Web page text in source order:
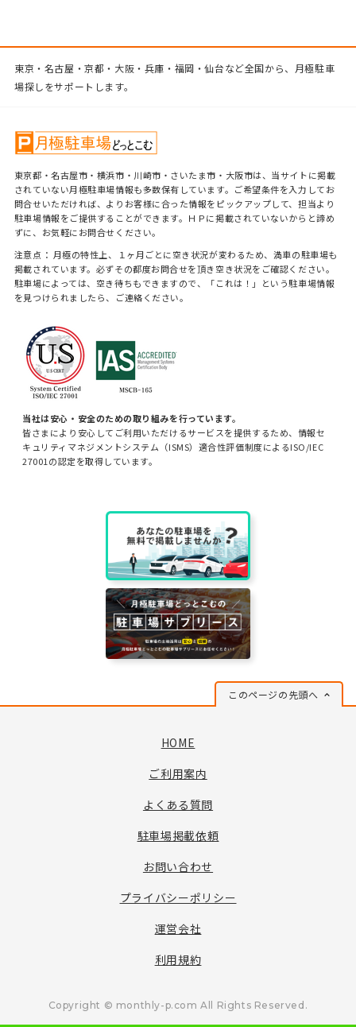
東京・名古屋・京都・大阪・兵庫・福岡・仙台など全国から、月極駐車
場探しをサポートします。
東京都・名古屋市・横浜市・川崎市・さいたま市・大阪市は、当サイトに掲載
されていない月極駐車場情報も多数保有しています。ご希望条件を入力してお
問合せいただければ、よりお客様に合った情報をピックアップして、担当より
駐車場情報をご提供することができます。ＨＰに掲載されていないからと諦め
ずに、お気軽にお問合せください。
注意点： 月極の特性上、１ヶ月ごとに空き状況が変わるため、満車の駐車場も
掲載されています。必ずその都度お問合せを頂き空き状況をご確認ください。
駐車場によっては、空き待ちもできますので、「これは！」という駐車場情報
を見つけられましたら、ご連絡ください。
当社は安心・安全のための取り組みを行っています。
皆さまにより安心してご利用いただけるサービスを提供するため、情報セ
キュリティマネジメントシステム（ISMS）適合性評価制度によるISO/IEC
27001の認定を取得しています。
このページの先頭へ
HOME
ご利用案内
よくある質問
駐車場掲載依頼
お問い合わせ
プライバシーポリシー
運営会社
利用規約
Copyright © monthly-p.com All Rights Reserved.